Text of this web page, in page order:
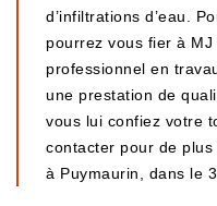
d’infiltrations d’eau.
pourrez vous fier à MJ
professionnel en
une prestation de
vous lui confiez votre
contacter pour de
à Puymaurin, dans le